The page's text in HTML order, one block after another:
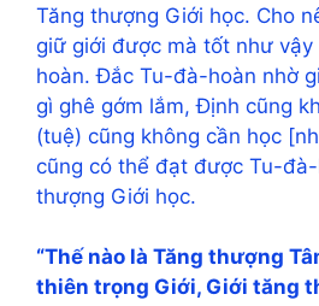
Tăng thượng Giới học. Cho
giữ giới được mà tốt như
hoàn. Đắc Tu-đà-hoàn nhờ
gì ghê gớm lắm, Định cũng
(tuệ) cũng không cần học
cũng có thể đạt được Tu-
thượng Giới học.
“Thế nào là Tăng thượng
thiên trọng Giới, Giới tăng